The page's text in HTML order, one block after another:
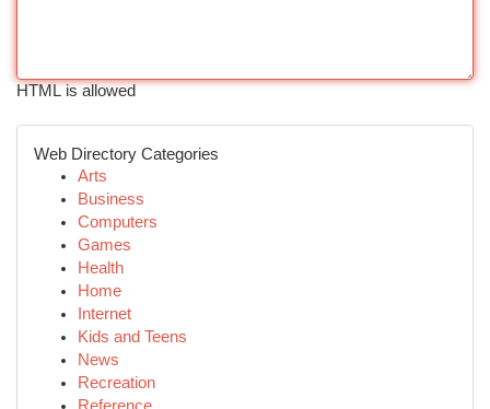
HTML is allowed
Web Directory Categories
Arts
Business
Computers
Games
Health
Home
Internet
Kids and Teens
News
Recreation